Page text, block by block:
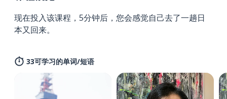
现在投入该课程，5分钟后，您会感觉自己去了一趟日
本又回来。
33可学习的单词/短语